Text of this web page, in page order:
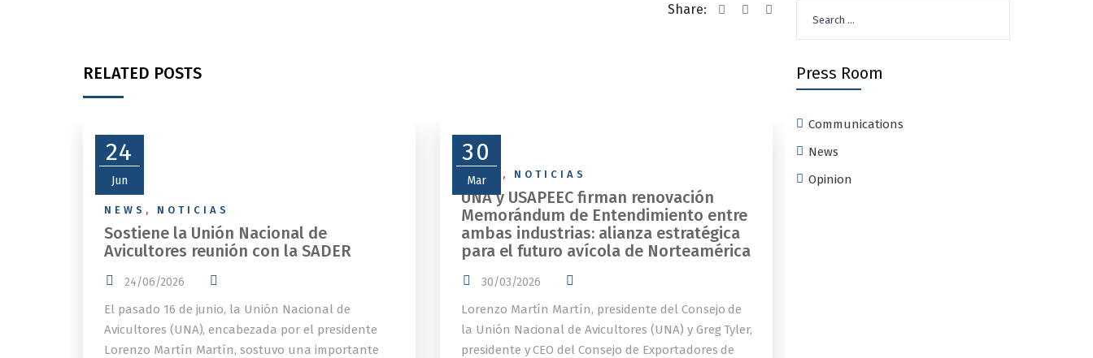
Share:
RELATED POSTS
24
Jun
NEWS , NOTICIAS
Sostiene la Unión Nacional de
Avicultores reunión con la SADER
24/06/2026
El pasado 16 de junio, la Unión Nacional de
Avicultores (UNA), encabezada por el presidente
Lorenzo Martín Martín, sostuvo una importante
30
Mar
NEWS , NOTICIAS
UNA y USAPEEC firman renovación
Memorándum de Entendimiento entre
ambas industrias: alianza estratégica
para el futuro avícola de Norteamérica
30/03/2026
Lorenzo Martín Martín, presidente del Consejo de
la Unión Nacional de Avicultores (UNA) y Greg Tyler,
presidente y CEO del Consejo de Exportadores de
for:
Press Room
Communications
News
Opinion